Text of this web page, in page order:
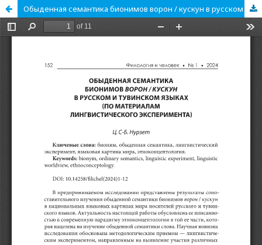
Обыденная семантика бионимов ворон / кускун в русском и тувинском языках (по материалам лингвистического эксперимента)